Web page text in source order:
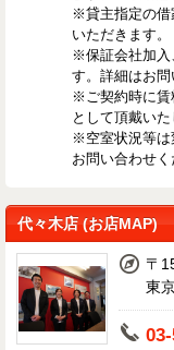
※貸主指定の借
いただきます。
※保証会社加入
す。詳細はお問
※ご契約時に賃
として頂戴いた
※空室状況等は
お問い合わせく
代々木店 (お店MAP)
〒
東